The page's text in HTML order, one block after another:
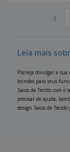
‹
Leia mais
Planeja divulgar a
brindes para seus
Sacos de Tecido com
precisar de ajuda,
design Sacos de